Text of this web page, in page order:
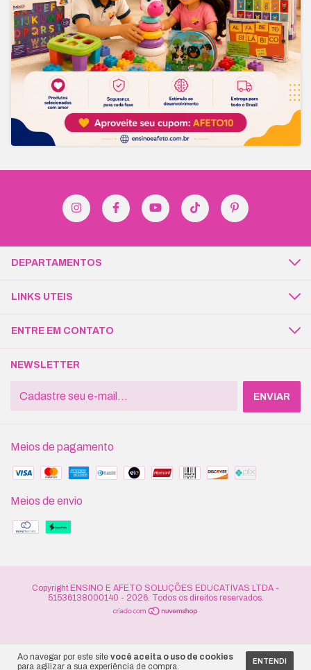
Ao navegar por este site você aceita o uso de cookies
para agilizar a sua experiência de compra.
ENTENDI
DEPARTAMENTOS
LINKS UTEIS
ENTRE EM CONTATO
NEWSLETTER
Meios de pagamento
Meios de envio
Copyright ENSINO E AFETO SOLUÇÕES EDUCATIVAS LTDA -
51536138000140 - 2026. Todos os direitos reservados.